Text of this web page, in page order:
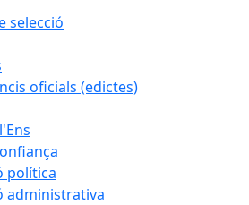
selecció
oficials (edictes)
política
administrativa